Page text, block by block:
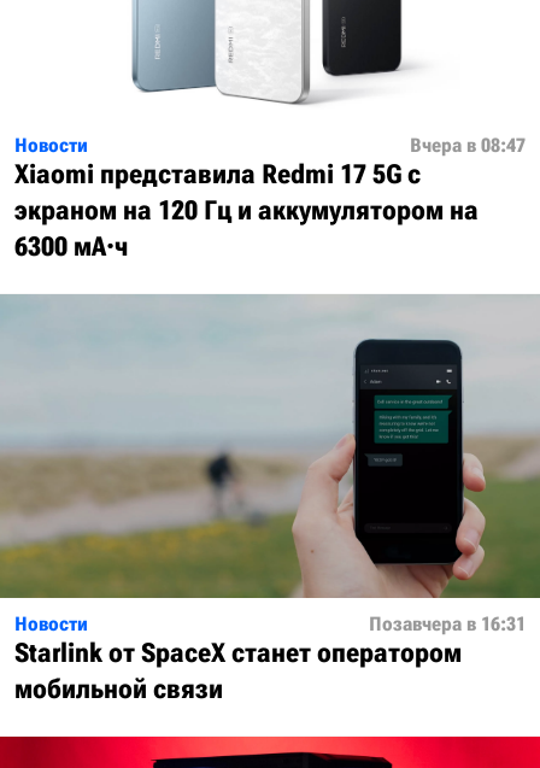
Новости Вчера в 08:47
Xiaomi представила Redmi 17 5G с
экраном на 120 Гц и аккумулятором на
6300 мА·ч
Новости Позавчера в 16:31
Starlink от SpaceX станет оператором
мобильной связи